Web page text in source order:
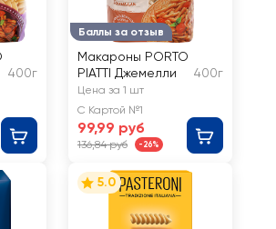
400г
Баллы за отзыв
Макароны PORTO
PIATTI Джемелли
400г
Цена за 1 шт
С Картой №1
99,99 руб
136,84 руб -26%
5.0